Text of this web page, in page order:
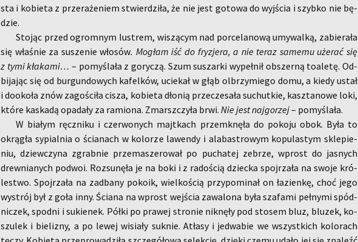
sta i ko­bie­ta z prze­ra­że­niem stwier­dzi­ła, że nie jest go­to­wa do wyj­ścia i szyb­ko nie bę­
dzie.
Sto­jąc przed ogrom­nym lu­strem, wi­szą­cym nad por­ce­la­no­wą umy­wal­ką, za­bie­ra­ła
się wła­śnie za su­sze­nie wło­sów. Mo­głam iść do fry­zje­ra, a nie teraz sa­me­mu uże­rać się
z tymi kła­ka­mi… – po­my­śla­ła z go­ry­czą. Szum su­szar­ki wy­peł­nił ob­szer­ną to­a­le­tę. Od­
bi­ja­jąc się od bur­gun­do­wych ka­fel­ków, ucie­kał w głąb ol­brzy­mie­go domu, a kiedy ustał
i do­oko­ła znów za­go­ści­ła cisza, ko­bie­ta dło­nią prze­cze­sa­ła su­chut­kie, kasz­ta­no­we loki,
które ka­ska­dą opa­da­ły za ra­mio­na. Zmarsz­czy­ła brwi. Nie jest naj­go­rzej– po­my­śla­ła.
W bia­łym ręcz­ni­ku i czer­wo­nych majt­kach prze­mknę­ła do po­ko­ju obok. Była to
okrą­gła sy­pial­nia o ścia­nach w ko­lo­rze la­wen­dy i ala­ba­stro­wym ko­pu­la­stym skle­pie­
niu, dziew­czy­na zgrab­nie prze­ma­sze­ro­wał po pu­cha­tej ze­brze, wprost do ja­snych
drew­nia­nych po­dwoi. Roz­su­nę­ła je na boki i z ra­do­ścią dziec­ka spoj­rza­ła na swoje kró­
le­stwo. Spoj­rza­ła na za­dba­ny po­ko­ik, wiel­ko­ścią przy­po­mi­nał on ła­zien­kę, choć jego
wy­strój był z goła inny. Ścia­na na wprost wej­ścia za­wa­lo­na była sza­fa­mi peł­ny­mi spód­
ni­czek, spodni i su­kie­nek. Półki po pra­wej stro­nie nik­nę­ły pod sto­sem bluz, blu­zek, ko­
szu­lek i bie­li­zny, a po lewej wi­sia­ły suk­nie. Atła­sy i je­dwa­bie we wszyst­kich ko­lo­rach